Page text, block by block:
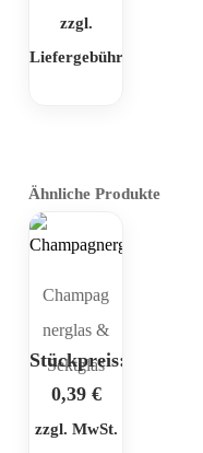
zzgl.
Liefergebühr
Ähnliche Produkte
Champag
nerglas &
Sektglas
Stückpreis:
0,39 €
zzgl. MwSt.